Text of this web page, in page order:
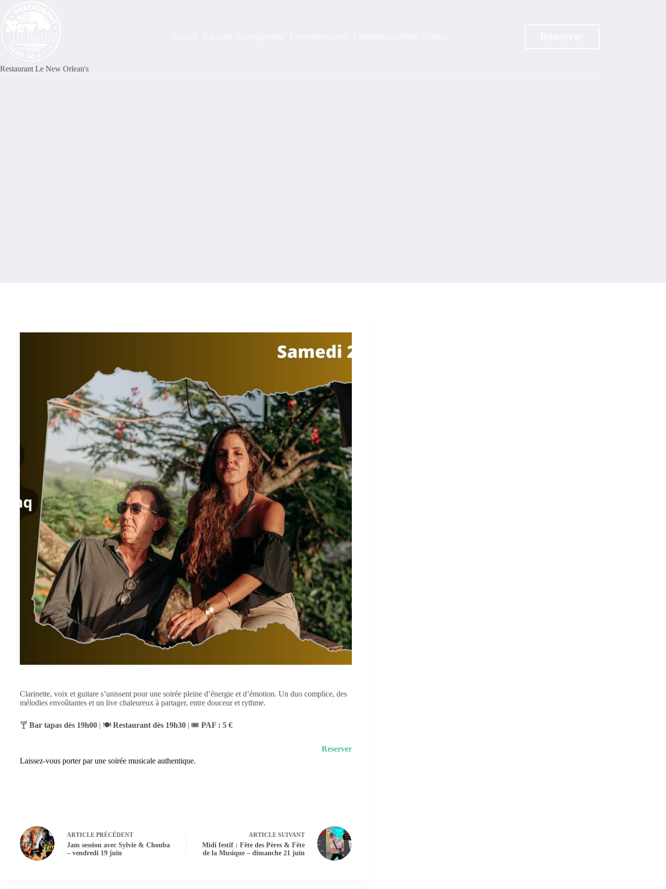
Restaurant Le New Orlean's
Clarinette, voix et guitare s’unissent pour une soirée pleine d’énergie et d’émotion. Un duo complice, des
mélodies envoûtantes et un live chaleureux à partager, entre douceur et rythme.
🍸 Bar tapas dès 19h00 | 🍽️ Restaurant dès 19h30 | 🎟️ PAF : 5 €
Laissez-vous porter par une soirée musicale authentique.
Réserver
ARTICLE PRÉCÉDENT
Jam session avec Sylvie & Chouba
– vendredi 19 juin
ARTICLE SUIVANT
Midi festif : Fête des Pères & Fête
de la Musique – dimanche 21 juin